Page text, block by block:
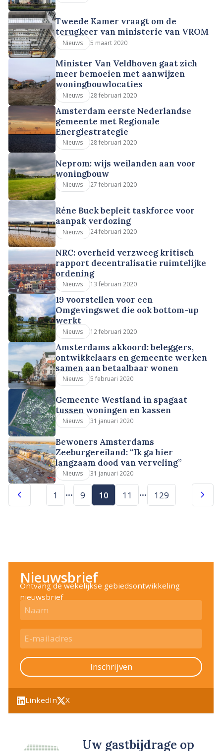
Tweede Kamer vraagt om de
terugkeer van ministerie van VROM
Nieuws 5 maart 2020
Minister Van Veldhoven gaat zich
meer bemoeien met aanwijzen
woningbouwlocaties
Nieuws 28 februari 2020
Amsterdam eerste Nederlandse
gemeente met Regionale
Energiestrategie
Nieuws 28 februari 2020
Neprom: wijs weilanden aan voor
woningbouw
Nieuws 27 februari 2020
Réne Buck bepleit taskforce voor
aanpak verdozing
Nieuws 24 februari 2020
NRC: overheid verzweeg kritisch
rapport decentralisatie ruimtelijke
ordening
Nieuws 13 februari 2020
19 voorstellen voor een
Omgevingswet die ook bottom-up
werkt
Nieuws 12 februari 2020
Amsterdams akkoord: beleggers,
ontwikkelaars en gemeente werken
samen aan betaalbaar wonen
Nieuws 5 februari 2020
Gemeente Westland in spagaat
tussen woningen en kassen
Nieuws 31 januari 2020
Bewoners Amsterdams
Zeeburgereiland: “Ik ga hier
langzaam dood van verveling”
Nieuws 31 januari 2020
1 9 10 11 129
Nieuwsbrief
Ontvang de wekelijkse gebiedsontwikkeling
nieuwsbrief
Inschrijven
LinkedIn X
Uw gastbijdrage op